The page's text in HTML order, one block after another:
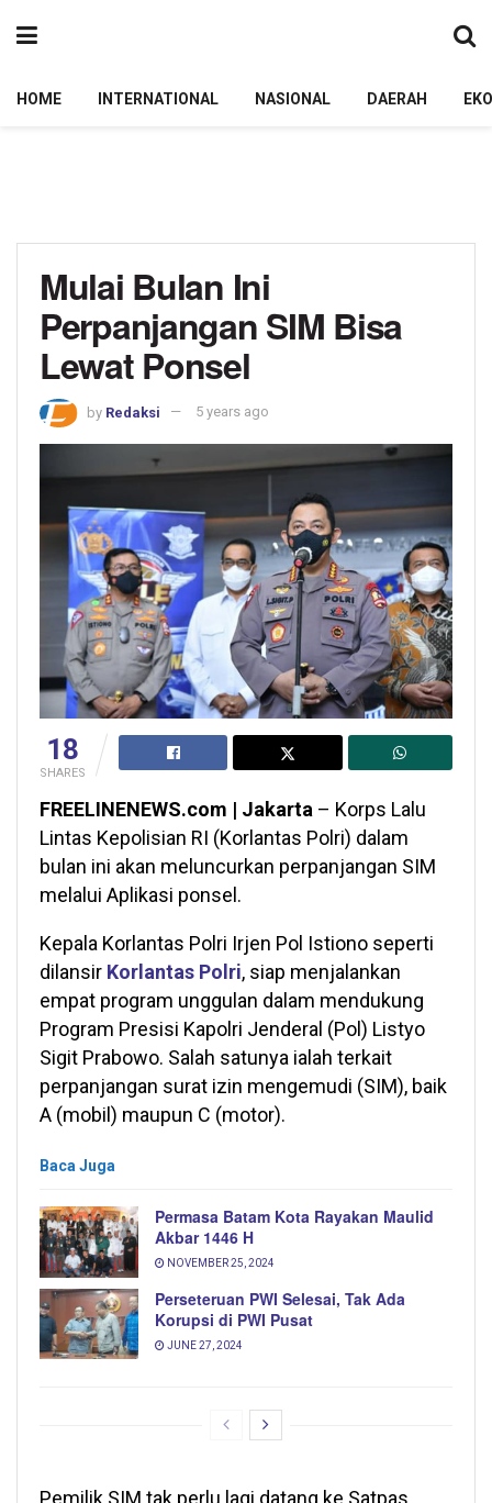
HOME INTERNATIONAL NASIONAL DAERAH
Mulai Bulan Ini
Perpanjangan SIM Bisa
Lewat Ponsel
by Redaksi 5 years ago
18
SHARES
FREELINENEWS.com | Jakarta – Korps Lalu
Lintas Kepolisian RI (Korlantas Polri) dalam
bulan ini akan meluncurkan perpanjangan SIM
melalui Aplikasi ponsel.
Kepala Korlantas Polri Irjen Pol Istiono seperti
dilansir Korlantas Polri, siap menjalankan
empat program unggulan dalam mendukung
Program Presisi Kapolri Jenderal (Pol) Listyo
Sigit Prabowo. Salah satunya ialah terkait
perpanjangan surat izin mengemudi (SIM), baik
A (mobil) maupun C (motor).
Baca Juga
Permasa Batam Kota Rayakan Maulid
Akbar 1446 H
NOVEMBER 25, 2024
Perseteruan PWI Selesai, Tak Ada
Korupsi di PWI Pusat
JUNE 27, 2024
Pemilik SIM tak perlu lagi datang ke Satpas